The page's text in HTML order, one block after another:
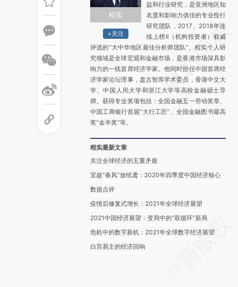
程实
+关注
益和行业研究，是亚洲地区知
名度和影响力俱佳的专业投行
研究团队，2017、2018年连
续上榜II（机构投资者）权威
评选的“大中华地区最佳分析师团队”。程实个人研
究领域是全球宏观和金融市场，是香港市场深具影
响力的一线首席经济学家。他同时担任中国首席经
济学家论坛理事，盘古智库学术委员，香港中文大
学、中国人民大学和浙江大学等高校金融硕士导
师。获得专业奖项包括：全国金融五一劳动奖章、
中国工商银行首届“大行工匠”、全国金融图书最高
奖“金羊奖”等。
程实最新文章
关注全球经济的五重矛盾
宜趁“春风”放纸鸢：2020年四季度中国经济核心
数据点评
疫情后修复式增长：2021年全球经济展望
2021中国经济展望：变局中的“双循环”新局
危机中的数字新机：2021年全球数字经济展望
白宫易主的经济回响